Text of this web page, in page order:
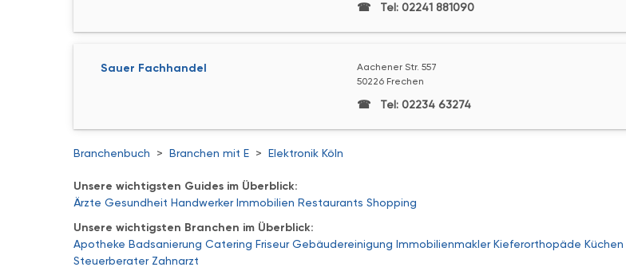
Tel: 02241 881090
Sauer Fachhandel
Aachener Str. 557
50226 Frechen
Tel: 02234 63274
Branchenbuch > Branchen mit E > Elektronik Köln
Unsere wichtigsten Guides im Überblick:
Ärzte Gesundheit Handwerker Immobilien Restaurants Shopping
Unsere wichtigsten Branchen im Überblick:
Apotheke Badsanierung Catering Friseur Gebäudereinigung Immobilienmakler Kieferorthopäde Küchen
Steuerberater Zahnarzt